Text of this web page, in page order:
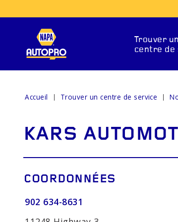
Trouver un
centre de
SERVICES
Accueil Trouver un centre de service
KARS
COORDONNÉES
902 634-8631